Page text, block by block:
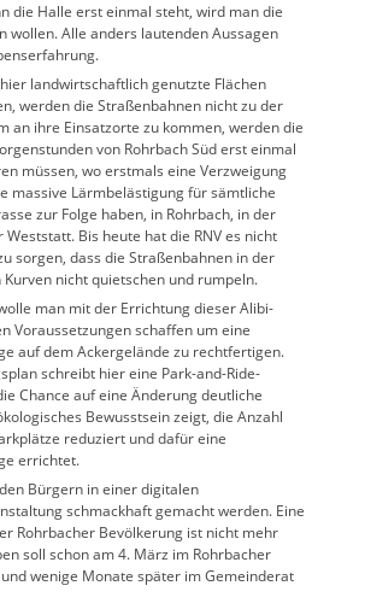
die Halle erst einmal steht, wird man die
wollen. Alle anders lautenden Aussagen
landwirtschaftlich genutzte Flächen
werden die Straßenbahnen nicht zu der
an ihre Einsatzorte zu kommen, werden die
von Rohrbach Süd erst einmal
müssen, wo erstmals eine Verzweigung
massive Lärmbelästigung für sämtliche
zur Folge haben, in Rohrbach, in der
Bis heute hat die RNV es nicht
sorgen, dass die Straßenbahnen in der
nicht quietschen und rumpeln.
man mit der Errichtung dieser Alibi-
Voraussetzungen schaffen um eine
auf dem Ackergelände zu rechtfertigen.
schreibt hier eine Park-and-Ride-
Chance auf eine Änderung deutliche
Bewusstsein zeigt, die Anzahl
reduziert und dafür eine
errichtet.
Bürgern in einer digitalen
schmackhaft gemacht werden. Eine
Rohrbacher Bevölkerung ist nicht mehr
soll schon am 4. März im Rohrbacher
wenige Monate später im Gemeinderat